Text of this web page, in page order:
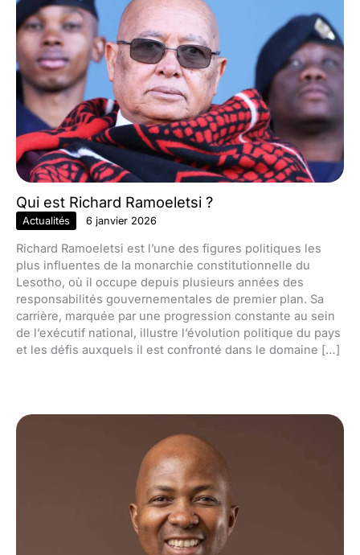
Qui est Richard Ramoeletsi ?
Actualités 6 janvier 2026
Richard Ramoeletsi est l’une des figures politiques les
plus influentes de la monarchie constitutionnelle du
Lesotho, où il occupe depuis plusieurs années des
responsabilités gouvernementales de premier plan. Sa
carrière, marquée par une progression constante au sein
de l’exécutif national, illustre l’évolution politique du pays
et les défis auxquels il est confronté dans le domaine […]